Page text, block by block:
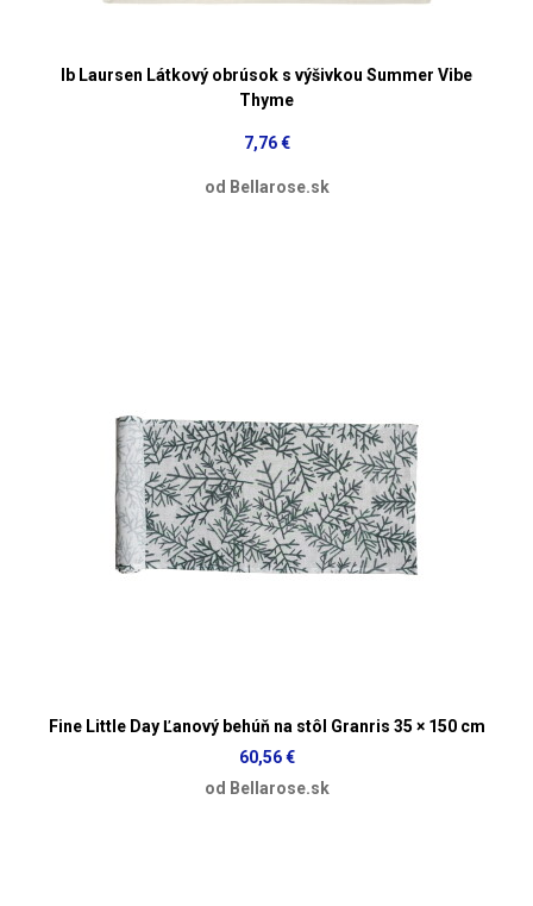
Ib Laursen Látkový obrúsok s výšivkou Summer Vibe
Thyme
7,76 €
od Bellarose.sk
Fine Little Day Ľanový behúň na stôl Granris 35 × 150 cm
60,56 €
od Bellarose.sk